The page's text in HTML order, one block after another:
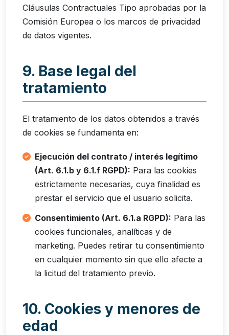
Cláusulas Contractuales Tipo aprobadas por la
Comisión Europea o los marcos de privacidad
de datos vigentes.
9. Base legal del
tratamiento
El tratamiento de los datos obtenidos a través
de cookies se fundamenta en:
Ejecución del contrato / interés legítimo
(Art. 6.1.b y 6.1.f RGPD): Para las cookies
estrictamente necesarias, cuya finalidad es
prestar el servicio que el usuario solicita.
Consentimiento (Art. 6.1.a RGPD): Para las
cookies funcionales, analíticas y de
marketing. Puedes retirar tu consentimiento
en cualquier momento sin que ello afecte a
la licitud del tratamiento previo.
10. Cookies y menores de
edad